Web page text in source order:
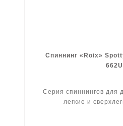
Спиннинг «Roix»
Серия спиннингов для
легкие и